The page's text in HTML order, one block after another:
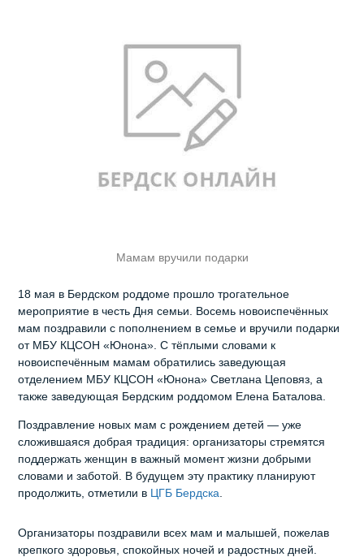
Мамам вручили подарки
18 мая в Бердском роддоме прошло трогательное
мероприятие в честь Дня семьи. Восемь новоиспечённых
мам поздравили с пополнением в семье и вручили подарки
от МБУ КЦСОН «Юнона». С тёплыми словами к
новоиспечённым мамам обратились заведующая
отделением МБУ КЦСОН «Юнона» Светлана Цеповяз, а
также заведующая Бердским роддомом Елена Баталова.
Поздравление новых мам с рождением детей — уже
сложившаяся добрая традиция: организаторы стремятся
поддержать женщин в важный момент жизни добрыми
словами и заботой. В будущем эту практику планируют
продолжить, отметили в ЦГБ Бердска
Организаторы поздравили всех мам и малышей, пожелав
крепкого здоровья, спокойных ночей и радостных дней.